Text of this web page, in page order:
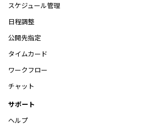
スケジュール管理
日程調整
公開先指定
タイムカード
ワークフロー
チャット
サポート
ヘルプ